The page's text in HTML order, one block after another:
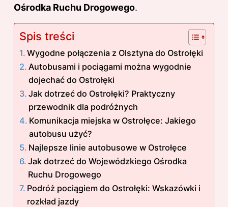
Ośrodka Ruchu Drogowego.
Spis treści
Wygodne połączenia z Olsztyna do Ostrołęki
Autobusami i pociągami można wygodnie
dojechać do Ostrołęki
Jak dotrzeć do Ostrołęki? Praktyczny
przewodnik dla podróżnych
Komunikacja miejska w Ostrołęce: Jakiego
autobusu użyć?
Najlepsze linie autobusowe w Ostrołęce
Jak dotrzeć do Wojewódzkiego Ośrodka
Ruchu Drogowego
Podróż pociągiem do Ostrołęki: Wskazówki i
rozkład jazdy